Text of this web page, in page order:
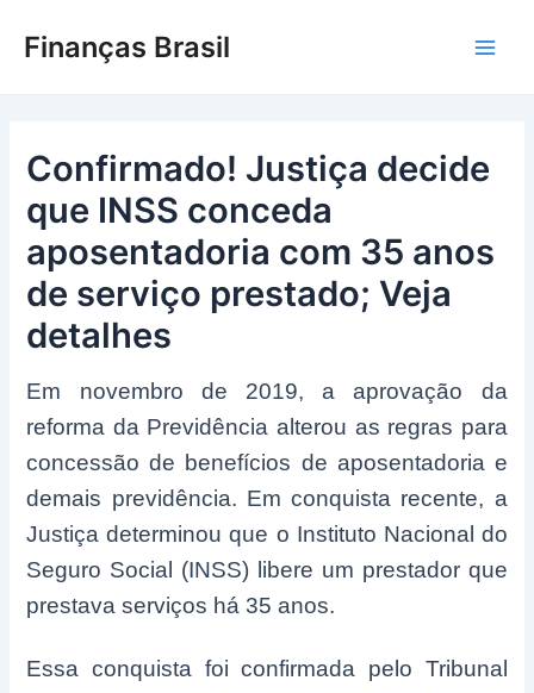
paraFinanças Brasil
Confirmado! Justiça decide
que INSS conceda
aposentadoria com 35 anos
de serviço prestado; Veja
detalhes
Em novembro de 2019, a aprovação da
reforma da Previdência alterou as regras para
concessão de benefícios de aposentadoria e
demais previdência. Em conquista recente, a
Justiça determinou que o Instituto Nacional do
Seguro Social (INSS) libere um prestador que
prestava serviços há 35 anos.
Essa conquista foi confirmada pelo Tribunal